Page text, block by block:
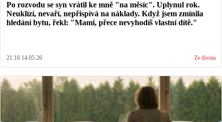
Po rozvodu se syn vrátil ke mně "na měsíc". Uplynul rok.
Neuklízí, nevaří, nepřispívá na náklady. Když jsem zmínila
hledání bytu, řekl: "Mami, přece nevyhodíš vlastní dítě."
21:10 14.05.26 Ze života